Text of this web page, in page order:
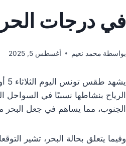
في درجات
بواسطة محمد نعيم أغسطس 5, 2025
الرياح بنشاطها نسبيًا في
الجنوب، مما يساهم في جعل البحر
وفيما يتعلق بحالة البحر، تشير